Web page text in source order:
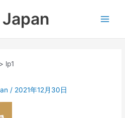
Japan
lp1
/ 2021年12月30日